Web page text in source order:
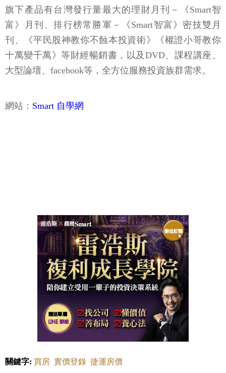
旗下產品有台灣發行量最大的理財月刊－《Smart智
富》月刊、排行榜常勝軍－《Smart智富》密技雙月
刊、《平民股神教你不蝕本投資術》《權證小哥教你
十萬變千萬》等財經暢銷書，以及DVD、課程講座、
大型論壇、facebook等，全方位服務投資族群需求。
網站： Smart 自學網
關鍵字: 買房 實價登錄 捷運房價